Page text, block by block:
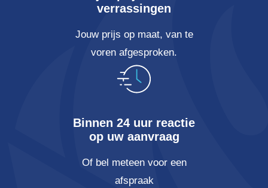
verrassingen
Jouw prijs op maat, van te
voren afgesproken.
Binnen 24 uur reactie
op uw aanvraag
Of bel meteen voor een
afspraak